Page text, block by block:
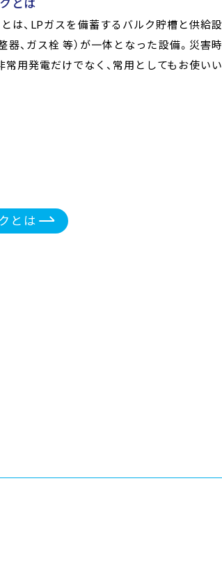
とは、LPガスを備蓄するバルク貯槽と供給設
器、ガス栓 等）が一体となった設備。災害時
常用発電だけでなく、常用としてもお使いい
とは
電力や都市ガスの供給が途絶した場合でも、
難所及び一時避難所となり得る施設等はラ
することが必要となります。
空調・照明設備への電源供給ができるLPガ
動ができるLPG発電機。停電時でもガスロー
院の医療用酸素など供給を途絶えさせませ
続けるためには、人的準備を行うとともに物
充実も重要となります。当社は、災害時を
え、地域における医療ガスの安定供給･保安
す。
それぞれのご家庭・自治体での対策の重要度
型で可搬性の高いポータブルLPガス発電機
れ、不測の停電時に必要な電力を確保するこ
率